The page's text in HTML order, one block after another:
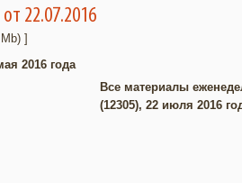
22.07.2016
]
Все материалы
(12305), 22 июля 2016